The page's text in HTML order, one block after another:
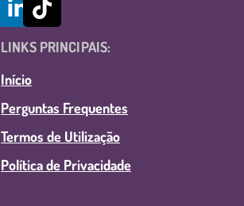
LINKS PRINCIPAIS:
Início
Perguntas Frequentes
Termos de Utilização
Política de Privacidade